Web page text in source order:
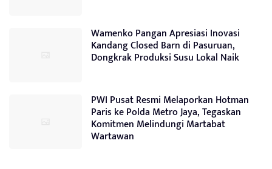
Wamenko Pangan Apresiasi Inovasi
Kandang Closed Barn di Pasuruan,
Dongkrak Produksi Susu Lokal Naik
PWI Pusat Resmi Melaporkan Hotman
Paris ke Polda Metro Jaya, Tegaskan
Komitmen Melindungi Martabat
Wartawan